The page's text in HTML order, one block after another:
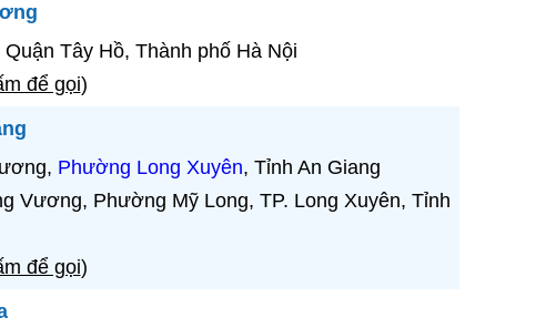
Tây Hồ, Thành phố Hà Nội
để gọi)
Phường Long Xuyên, Tỉnh An Giang
Vương, Phường Mỹ Long, TP. Long Xuyên, Tỉnh
để gọi)